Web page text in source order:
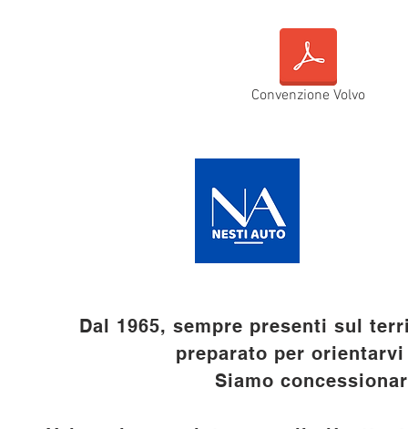
Convenzione Volvo
Dal 1965, sempre presenti sul
preparato per
Siamo